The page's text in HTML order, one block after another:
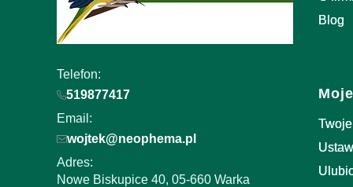
Telefon:
519877417
Email:
wojtek@neophema.pl
Adres:
Nowe Biskupice 40, 05-660 Warka
Blog